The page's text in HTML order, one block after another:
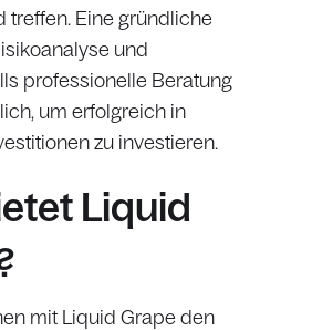
treffen. Eine gründliche
und
professionelle Beratung
um erfolgreich in
zu investieren.
Liquid
mit Liquid Grape den